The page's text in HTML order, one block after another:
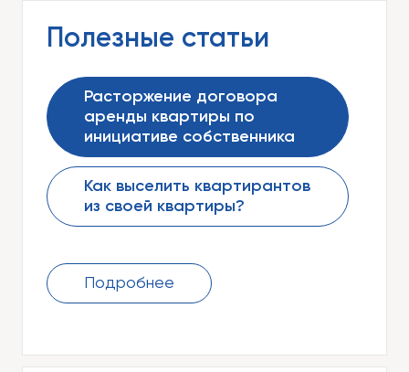
Полезные статьи
Расторжение договора
аренды квартиры по
инициативе собственника
Как выселить квартирантов
из своей квартиры?
Подробнее